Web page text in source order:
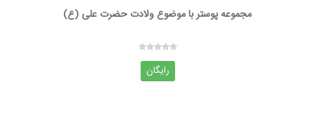
مجموعه پوستر با موضوع ولادت حضرت علی (ع)
رایگان